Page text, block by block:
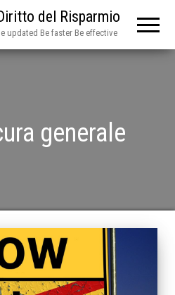
del Risparmio
updated Be faster Be effective
generale